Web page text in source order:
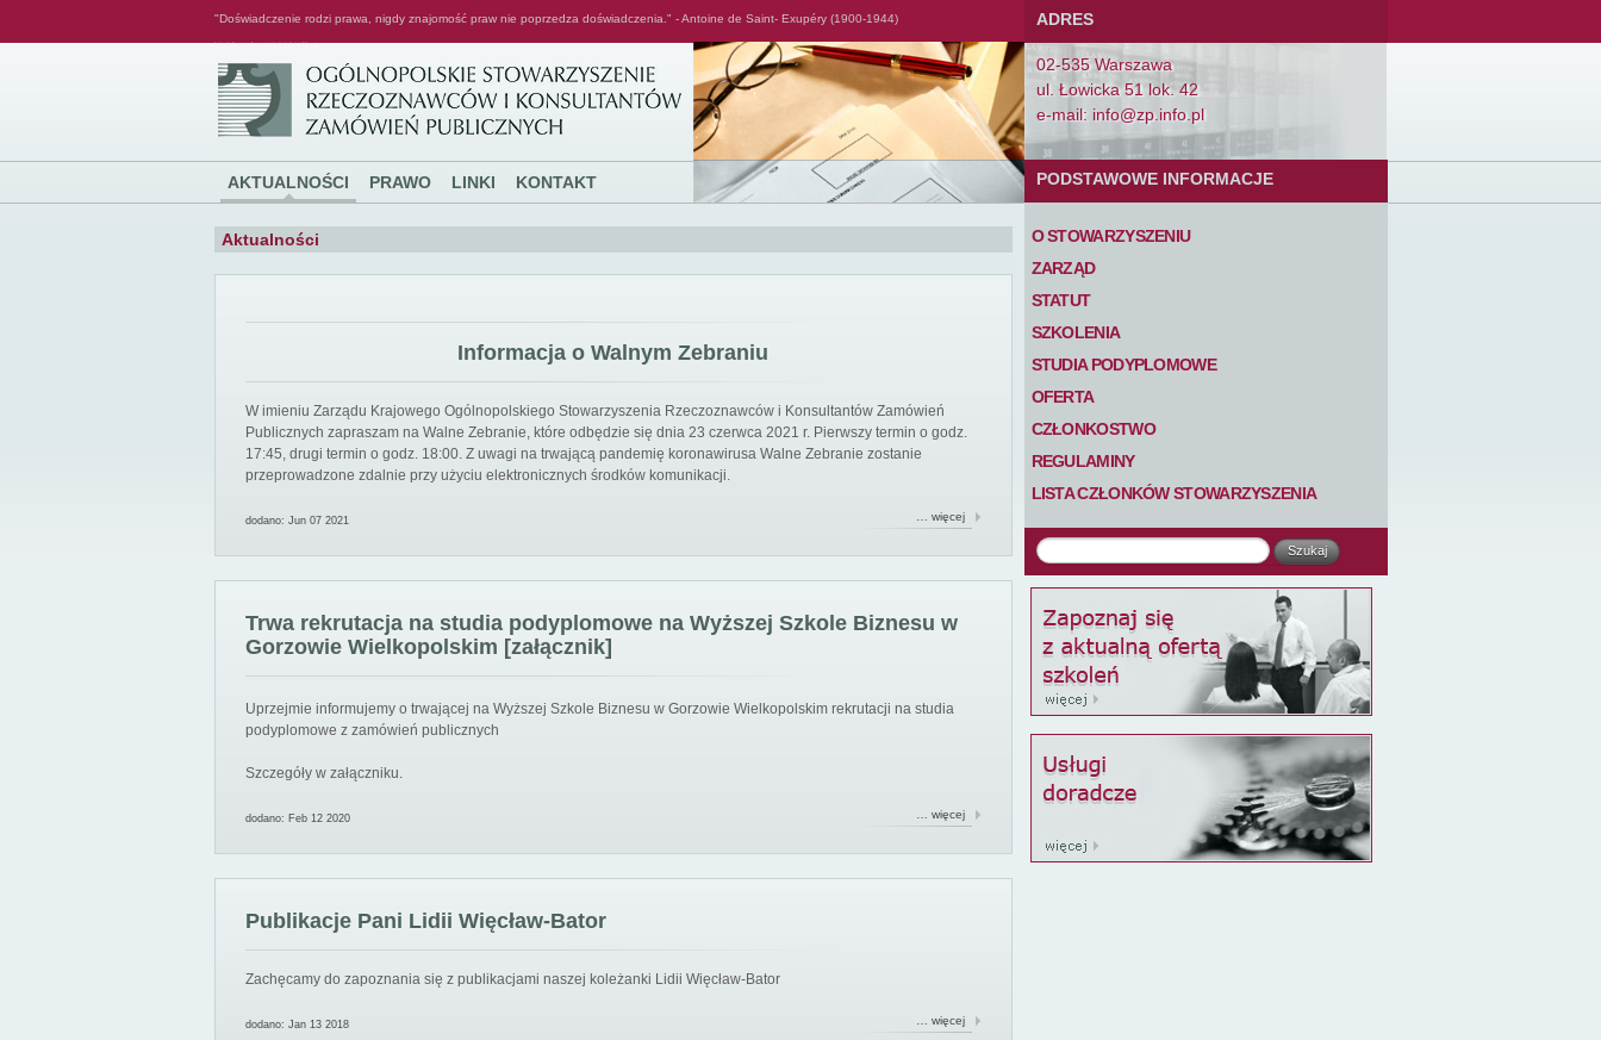
"Doświadczenie rodzi prawa, nigdy znajomość praw nie poprzedza doświadczenia." - Antoine de Saint- Exupéry (1900-1944)
AKTUALNOŚCI PRAWO LINKI KONTAKT
ADRES
02-535 Warszawa
ul. Łowicka 51 lok. 42
e-mail: info@zp.info.pl
PODSTAWOWE INFORMACJE
O STOWARZYSZENIU
ZARZĄD
STATUT
SZKOLENIA
STUDIA PODYPLOMOWE
OFERTA
CZŁONKOSTWO
REGULAMINY
LISTA CZŁONKÓW STOWARZYSZENIA
Aktualności
Informacja o Walnym Zebraniu
W imieniu Zarządu Krajowego Ogólnopolskiego Stowarzyszenia Rzeczoznawców i Konsultantów Zamówień
Publicznych zapraszam na Walne Zebranie, które odbędzie się dnia 23 czerwca 2021 r. Pierwszy termin o godz.
17:45, drugi termin o godz. 18:00. Z uwagi na trwającą pandemię koronawirusa Walne Zebranie zostanie
przeprowadzone zdalnie przy użyciu elektronicznych środków komunikacji.
dodano: Jun 07 2021 … więcej
Trwa rekrutacja na studia podyplomowe na Wyższej Szkole Biznesu w
Gorzowie Wielkopolskim [załącznik]
Uprzejmie informujemy o trwającej na Wyższej Szkole Biznesu w Gorzowie Wielkopolskim rekrutacji na studia
podyplomowe z zamówień publicznych
Szczegóły w załączniku.
dodano: Feb 12 2020 … więcej
Publikacje Pani Lidii Więcław-Bator
Zachęcamy do zapoznania się z publikacjami naszej koleżanki Lidii Więcław-Bator
dodano: Jan 13 2018 … więcej